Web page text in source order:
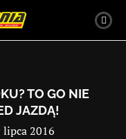
TO GO NIE
JAZDĄ!
lipca 2016